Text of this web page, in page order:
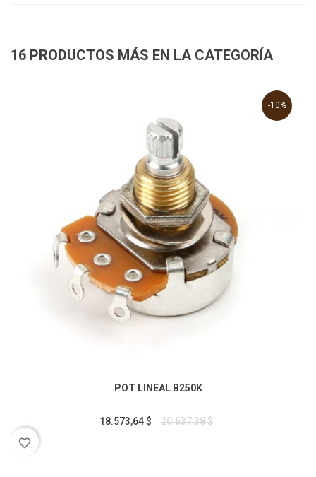
16 PRODUCTOS MÁS EN LA CATEGORÍA
POT LINEAL B250K
18.573,64 $ 20.637,38 $
-10%
favorite_border